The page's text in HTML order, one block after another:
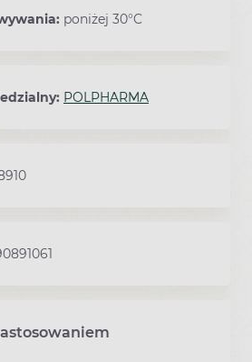
poniżej 30°C
POLPHARMA